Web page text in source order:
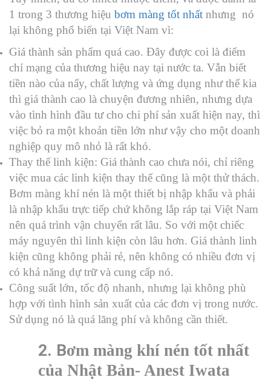
1 trong 3 thương hiệu bơm màng tốt nhất nhưng nó
lại không phổ biến tại Việt Nam vì:
Giá thành sản phẩm quá cao. Đây được coi là điểm
chí mạng của thương hiệu nay tại nước ta. Vẫn biết
tiền nào của nấy, chất lượng và ứng dụng như thế kia
thì giá thành cao là chuyện đương nhiên, nhưng dựa
vào tình hình đầu tư cho chi phí sản xuất hiện nay, thì
việc bỏ ra một khoản tiền lớn như vậy cho một doanh
nghiệp quy mô nhỏ là rất khó.
Thay thế linh kiện: Giá thành cao chưa nói, chỉ riêng
việc mua các linh kiện thay thế cũng là một thử thách.
Bơm màng khí nén là một thiết bị nhập khẩu và phải
là nhập khẩu trực tiếp chứ không lắp ráp tại Việt Nam
nên quá trình vận chuyển rất lâu. So với một chiếc
máy nguyên thì linh kiện còn lâu hơn. Giá thành linh
kiện cũng không phải rẻ, nên không có nhiều đơn vị
có khả năng dự trữ và cung cấp nó.
Công suất lớn, tốc độ nhanh, nhưng lại không phù
hợp với tình hình sản xuất của các đơn vị trong nước.
Sử dụng nó là quá lãng phí và không cần thiết.
2. Bơm màng khí nén tốt nhất
của Nhật Bản- Anest Iwata